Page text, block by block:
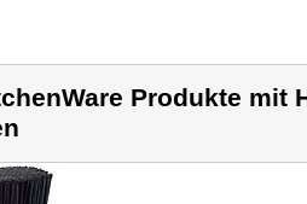
Produkte mit